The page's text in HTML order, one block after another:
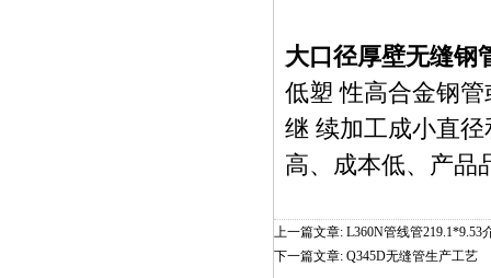
大口径厚壁无缝钢
低塑 性高合金钢
继 续加工成小直
高、成本低、产品
上一篇文章: L360N管线管219.1*9.53
下一篇文章: Q345D无缝管生产工艺